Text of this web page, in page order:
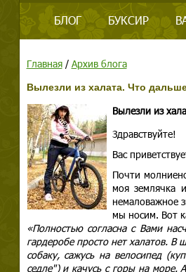
БЛОГ БУКСИР
Главная/ Архив блога
Вылезли из халата. Что
Вылезли из
Здравствуйте!
Вас
Почти
моя землячка
немаловажное
мы носим. Вот
«Полностью согласна с Вами
гардеробе просто нет халатов.
собаку, сажусь на велосипед
седле") и качусь с горы на море.